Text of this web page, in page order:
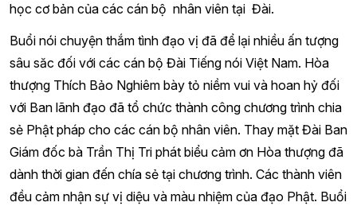
học cơ bản của các cán bộ nhân viên tại Đài.
Buổi nói chuyện thắm tình đạo vị đã để lại nhiều ấn tượng
sâu săc đối với các cán bộ Đài Tiếng nói Việt Nam. Hòa
thượng Thích Bảo Nghiêm bày tỏ niềm vui và hoan hỷ đối
với Ban lãnh đạo đã tổ chức thành công chương trình chia
sẻ Phật pháp cho các cán bộ nhân viên. Thay mặt Đài Ban
Giám đốc bà Trần Thị Tri phát biểu cảm ơn Hòa thượng đã
dành thời gian đến chía sẻ tại chương trình. Các thành viên
đều cảm nhận sự vị diệu và màu nhiệm của đạo Phật. Buổi